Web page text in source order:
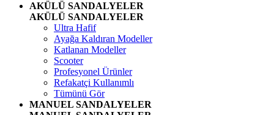
AKÜLÜ SANDALYELER
AKÜLÜ SANDALYELER
Ultra Hafif
Ayağa Kaldıran Modeller
Katlanan Modeller
Scooter
Profesyonel Ürünler
Refakatçi Kullanımlı
Tümünü Gör
MANUEL SANDALYELER